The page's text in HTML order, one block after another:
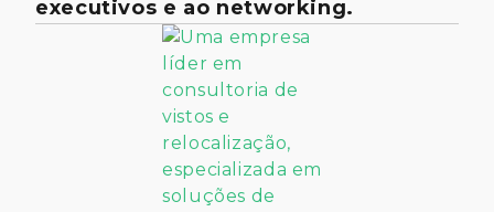
executivos e ao networking.